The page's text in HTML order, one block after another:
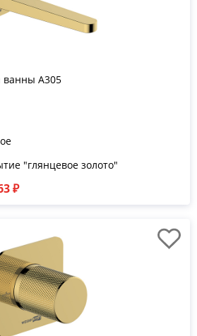
ванны A305
"глянцевое золото"
₽